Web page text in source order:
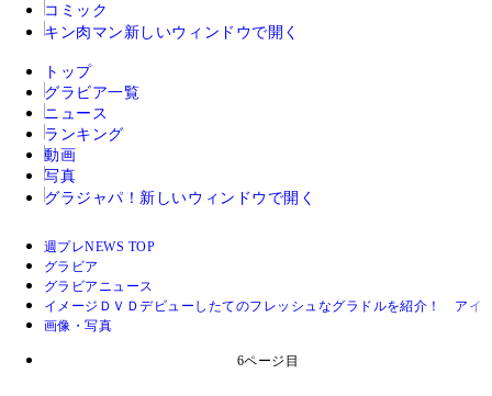
コミック
キン肉マン 新しいウィンドウで開く
トップ
グラビア一覧
ニュース
ランキング
動画
写真
グラジャパ！ 新しいウィンドウで開く
週プレNEWS TOP
グラビア
グラビアニュース
イメージＤＶＤデビューしたてのフレッシュなグラドルを紹介！ アイ
画像・写真
6ページ目